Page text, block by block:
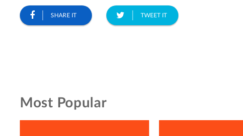
SHARE IT TWEET IT
Most Popular